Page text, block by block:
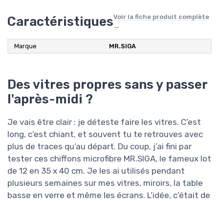
CaractéristiquesVoir la fiche produit complète
→
Marque MR.SIGA
Des vitres propres sans y passer
l'après-midi ?
Je vais être clair : je déteste faire les vitres. C’est
long, c’est chiant, et souvent tu te retrouves avec
plus de traces qu’au départ. Du coup, j’ai fini par
tester ces chiffons microfibre MR.SIGA, le fameux lot
de 12 en 35 x 40 cm. Je les ai utilisés pendant
plusieurs semaines sur mes vitres, miroirs, la table
basse en verre et même les écrans. L’idée, c’était de